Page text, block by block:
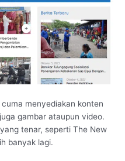
menyediakan konten
gambar ataupun video.
tenar, seperti The New
banyak lagi.